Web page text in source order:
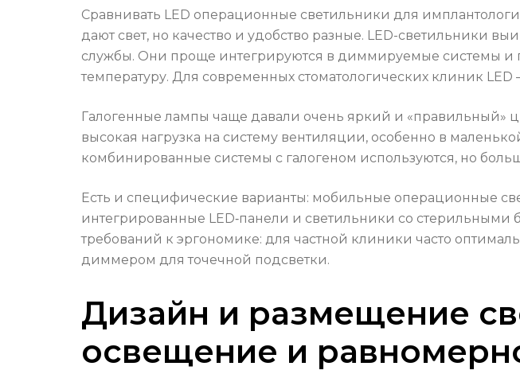
Сравнивать LED операционные светильники для
дают свет, но качество и удобство разные. LED-светильники
службы. Они проще интегрируются в диммируемые системы и
температуру. Для современных стоматологических клиник
Галогенные лампы чаще давали очень яркий и
высокая нагрузка на систему вентиляции, особенно в
комбинированные системы с галогеном используются, но
Есть и специфические варианты: мобильные операционные
интегрированные LED‑панели и светильники со
требований к эргономике: для частной клиники часто
диммером для точечной подсветки.
Дизайн и размещение
освещение и